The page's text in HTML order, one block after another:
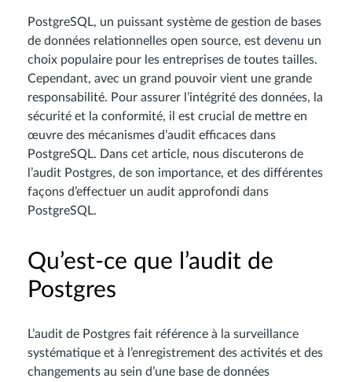
PostgreSQL, un puissant système de gestion de bases
de données relationnelles open source, est devenu un
choix populaire pour les entreprises de toutes tailles.
Cependant, avec un grand pouvoir vient une grande
responsabilité. Pour assurer l’intégrité des données, la
sécurité et la conformité, il est crucial de mettre en
œuvre des mécanismes d’audit efficaces dans
PostgreSQL. Dans cet article, nous discuterons de
l’audit Postgres, de son importance, et des différentes
façons d’effectuer un audit approfondi dans
PostgreSQL.
Qu’est-ce que l’audit de
Postgres
L’audit de Postgres fait référence à la surveillance
systématique et à l’enregistrement des activités et des
changements au sein d’une base de données